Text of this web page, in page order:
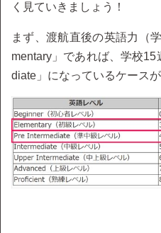
く見ていきましょう！
まず、渡航直後の英語力（
mentary」であれば、学校
diate」になっているケースが